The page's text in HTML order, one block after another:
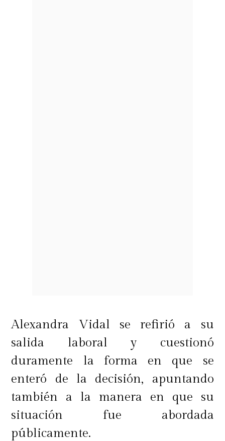
Alexandra Vidal se refirió a su
salida laboral y cuestionó
duramente la forma en que se
enteró de la decisión, apuntando
también a la manera en que su
situación fue abordada
públicamente.